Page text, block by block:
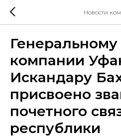
Новости
компании
Искандару
присвоено
почетного
республики